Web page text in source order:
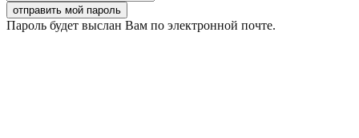
Пароль будет выслан Вам по электронной почте.